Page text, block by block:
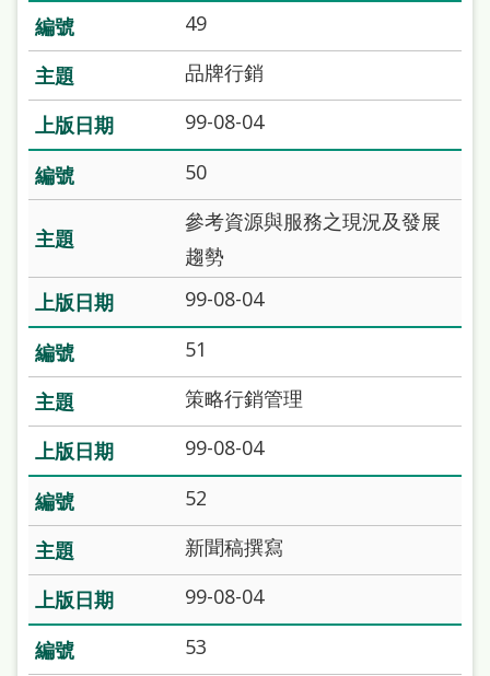
語
隱
私
權
及
網
站
安
全
政
策
政
府
網
站
資
料
開
49
品牌行銷
99-08-04
50
參考資源與服務之現況及發展
趨勢
99-08-04
51
策略行銷管理
99-08-04
52
新聞稿撰寫
99-08-04
53